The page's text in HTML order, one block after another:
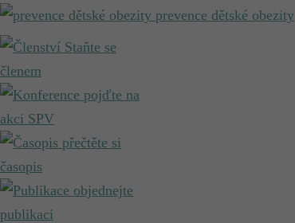
prevence dětské obezity
Staňte se
členem
pojďte na
akci SPV
přečtěte si
časopis
objednejte
publikaci